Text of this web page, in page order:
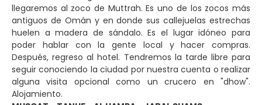
llegaremos al zoco de Muttrah. Es uno de los zocos más
antiguos de Omán y en donde sus callejuelas estrechas
huelen a madera de sándalo. Es el lugar idóneo para
poder hablar con la gente local y hacer compras.
Después, regreso al hotel. Tendremos la tarde libre para
seguir conociendo la ciudad por nuestra cuenta o realizar
alguna visita opcional como un crucero en "dhow".
Alojamiento.